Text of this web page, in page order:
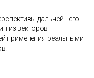
дальнейшего
из векторов –
применения реальными